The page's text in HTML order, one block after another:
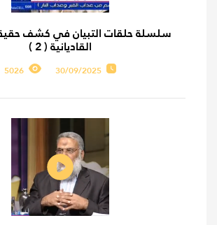
سلسلة حلقات التبيان في كشف
القاديانية ( 2 )
30/09/2025
5026